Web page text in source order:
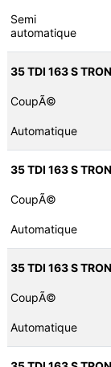
Semi
automatique
35 TDI 163 S
CoupÃ©
Automatique
35 TDI 163 S
CoupÃ©
Automatique
35 TDI 163 S
CoupÃ©
Automatique